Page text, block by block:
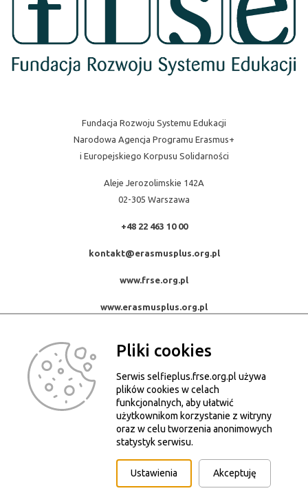
Fundacja Rozwoju Systemu Edukacji
Narodowa Agencja Programu Erasmus+
i Europejskiego Korpusu Solidarności
Aleje Jerozolimskie 142A
02-305 Warszawa
+48 22 463 10 00
kontakt@erasmusplus.org.pl
www.frse.org.pl
www.erasmusplus.org.pl
© Konkurs Selfie+ 2015-2026. Wszystkie prawa zastrzeżone.
Kopiowanie, powielanie i wykorzystywanie zdjęć bez zgody autora
zabronione.
Pliki Cookies
Projekt i realizacja:
Pliki cookies
Serwis selfieplus.frse.org.pl używa
plików cookies w celach
funkcjonalnych, aby ułatwić
użytkownikom korzystanie z witryny
oraz w celu tworzenia anonimowych
statystyk serwisu.
Ustawienia Akceptuję